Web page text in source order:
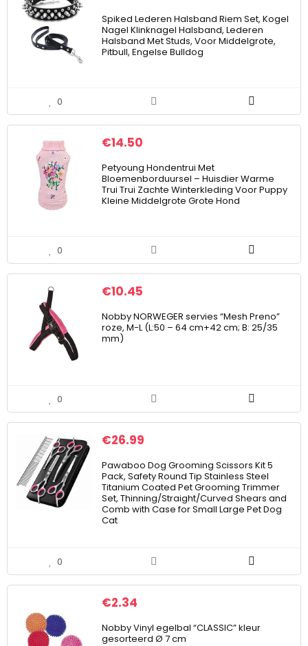
Spiked Lederen Halsband Riem Set, Kogel
Nagel Klinknagel Halsband, Lederen
Halsband Met Studs, Voor Middelgrote,
Pitbull, Engelse Bulldog
0
€14.50
Petyoung Hondentrui Met
Bloemenborduursel – Huisdier Warme
Trui Trui Zachte Winterkleding Voor Puppy
Kleine Middelgrote Grote Hond
0
€10.45
Nobby NORWEGER servies “Mesh Preno”
roze, M-L (L:50 – 64 cm+42 cm; B: 25/35
mm)
0
€26.99
Pawaboo Dog Grooming Scissors Kit 5
Pack, Safety Round Tip Stainless Steel
Titanium Coated Pet Grooming Trimmer
Set, Thinning/Straight/Curved Shears and
Comb with Case for Small Large Pet Dog
Cat
0
€2.34
Nobby Vinyl egelbal “CLASSIC” kleur
gesorteerd Ø 7 cm